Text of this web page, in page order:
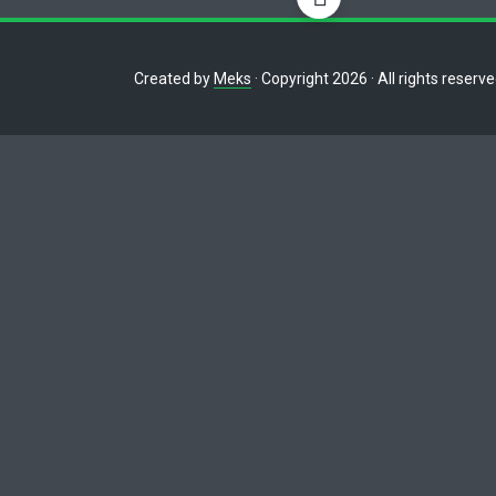
Created byMeks · Copyright 2026 · All rights